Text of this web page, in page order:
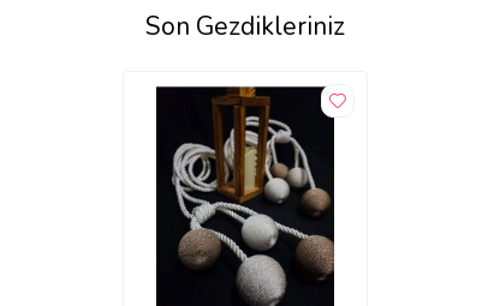
Son Gezdikleriniz